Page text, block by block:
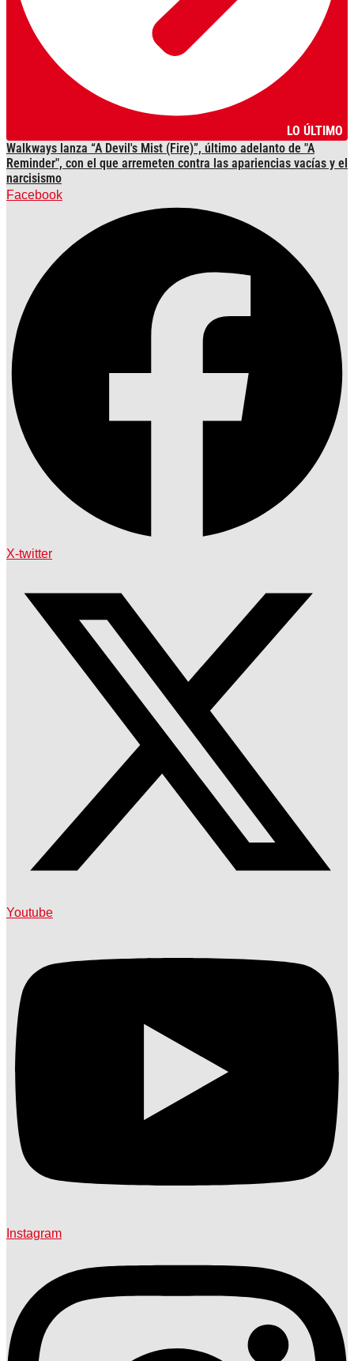
LO ÚLTIMO
Walkways lanza “A Devil's Mist (Fire)”, último adelanto de "A
Reminder", con el que arremeten contra las apariencias vacías y el
narcisismo
Facebook
X-twitter
Youtube
Instagram